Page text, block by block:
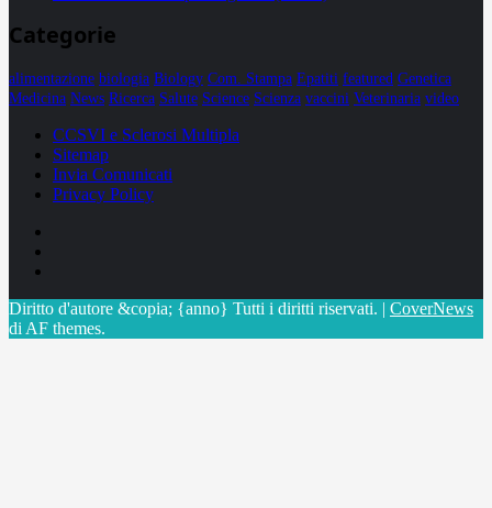
Categorie
alimentazione biologia Biology Com. Stampa Epatiti featured Genetica
Medicina News Ricerca Salute Science Scienza vaccini Veterinaria video
CCSVI e Sclerosi Multipla
Sitemap
Invia Comunicati
Privacy Policy
Diritto d'autore &copia; {anno} Tutti i diritti riservati. | CoverNews
di AF themes.